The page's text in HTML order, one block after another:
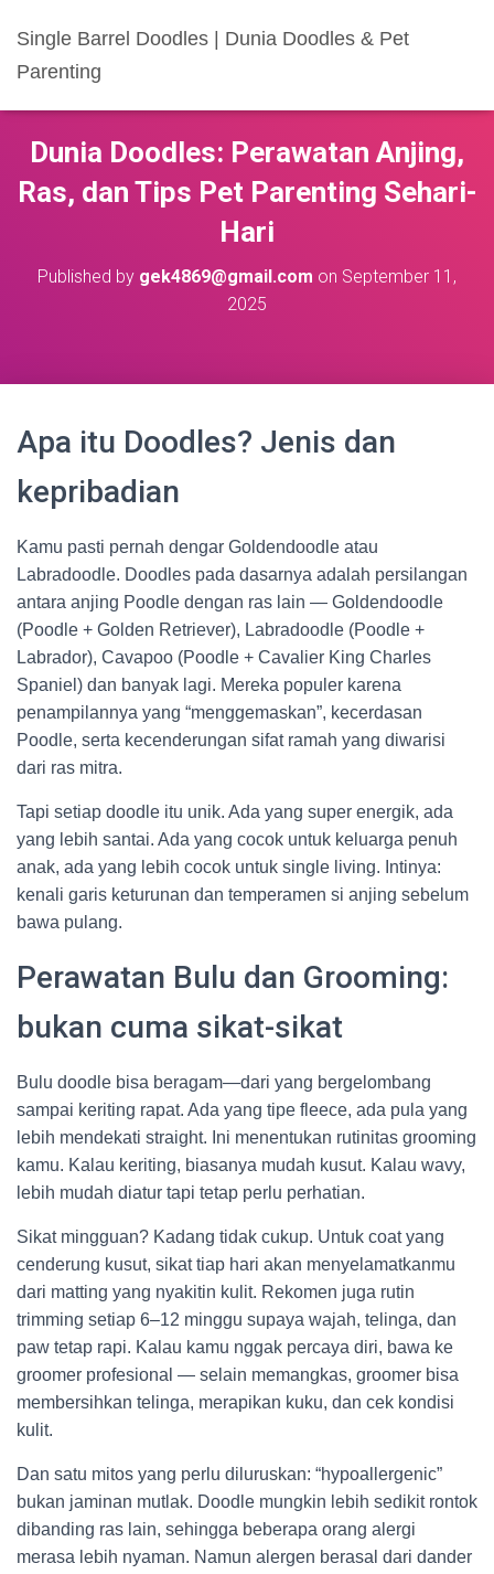
Single Barrel Doodles | Dunia Doodles & Pet
Parenting
Dunia Doodles: Perawatan Anjing,
Ras, dan Tips Pet Parenting Sehari-
Hari
Published by gek4869@gmail.com on September 11,
2025
Apa itu Doodles? Jenis dan
kepribadian
Kamu pasti pernah dengar Goldendoodle atau
Labradoodle. Doodles pada dasarnya adalah persilangan
antara anjing Poodle dengan ras lain — Goldendoodle
(Poodle + Golden Retriever), Labradoodle (Poodle +
Labrador), Cavapoo (Poodle + Cavalier King Charles
Spaniel) dan banyak lagi. Mereka populer karena
penampilannya yang “menggemaskan”, kecerdasan
Poodle, serta kecenderungan sifat ramah yang diwarisi
dari ras mitra.
Tapi setiap doodle itu unik. Ada yang super energik, ada
yang lebih santai. Ada yang cocok untuk keluarga penuh
anak, ada yang lebih cocok untuk single living. Intinya:
kenali garis keturunan dan temperamen si anjing sebelum
bawa pulang.
Perawatan Bulu dan Grooming:
bukan cuma sikat-sikat
Bulu doodle bisa beragam—dari yang bergelombang
sampai keriting rapat. Ada yang tipe fleece, ada pula yang
lebih mendekati straight. Ini menentukan rutinitas grooming
kamu. Kalau keriting, biasanya mudah kusut. Kalau wavy,
lebih mudah diatur tapi tetap perlu perhatian.
Sikat mingguan? Kadang tidak cukup. Untuk coat yang
cenderung kusut, sikat tiap hari akan menyelamatkanmu
dari matting yang nyakitin kulit. Rekomen juga rutin
trimming setiap 6–12 minggu supaya wajah, telinga, dan
paw tetap rapi. Kalau kamu nggak percaya diri, bawa ke
groomer profesional — selain memangkas, groomer bisa
membersihkan telinga, merapikan kuku, dan cek kondisi
kulit.
Dan satu mitos yang perlu diluruskan: “hypoallergenic”
bukan jaminan mutlak. Doodle mungkin lebih sedikit rontok
dibanding ras lain, sehingga beberapa orang alergi
merasa lebih nyaman. Namun alergen berasal dari dander